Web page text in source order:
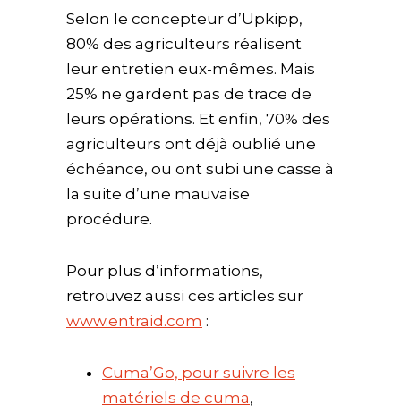
Selon le concepteur d’Upkipp,
80% des agriculteurs réalisent
leur entretien eux-mêmes. Mais
25% ne gardent pas de trace de
leurs opérations. Et enfin, 70% des
agriculteurs ont déjà oublié une
échéance, ou ont subi une casse à
la suite d’une mauvaise
procédure.
Pour plus d’informations,
retrouvez aussi ces articles sur
www.entraid.com :
Cuma’Go, pour suivre les
matériels de cuma,